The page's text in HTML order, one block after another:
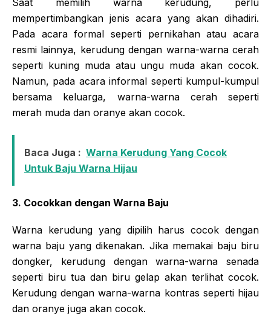
mempertimbangkan jenis acara yang akan dihadiri.
Pada acara formal seperti pernikahan atau acara
resmi lainnya, kerudung dengan warna-warna cerah
seperti kuning muda atau ungu muda akan cocok.
Namun, pada acara informal seperti kumpul-kumpul
bersama keluarga, warna-warna cerah seperti
merah muda dan oranye akan cocok.
Baca Juga : Warna Kerudung Yang Cocok
Untuk Baju Warna Hijau
3. Cocokkan dengan Warna Baju
Warna kerudung yang dipilih harus cocok dengan
warna baju yang dikenakan. Jika memakai baju biru
dongker, kerudung dengan warna-warna senada
seperti biru tua dan biru gelap akan terlihat cocok.
Kerudung dengan warna-warna kontras seperti hijau
dan oranye juga akan cocok.